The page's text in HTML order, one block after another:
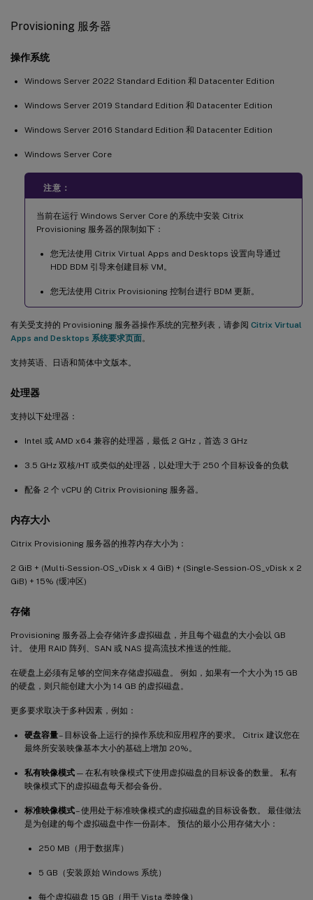
Provisioning 服务器
操作系统
Windows Server 2022 Standard Edition 和 Datacenter Edition
Windows Server 2019 Standard Edition 和 Datacenter Edition
Windows Server 2016 Standard Edition 和 Datacenter Edition
Windows Server Core
注意：
当前在运行 Windows Server Core 的系统中安装 Citrix
Provisioning 服务器的限制如下：
您无法使用 Citrix Virtual Apps and Desktops 设置向导通过
HDD BDM 引导来创建目标 VM。
您无法使用 Citrix Provisioning 控制台进行 BDM 更新。
有关受支持的 Provisioning 服务器操作系统的完整列表，请参阅 Citrix Virtual
Apps and Desktops 系统要求页面。
支持英语、日语和简体中文版本。
处理器
支持以下处理器：
Intel 或 AMD x64 兼容的处理器，最低 2 GHz，首选 3 GHz
3.5 GHz 双核/HT 或类似的处理器，以处理大于 250 个目标设备的负载
配备 2 个 vCPU 的 Citrix Provisioning 服务器。
内存大小
Citrix Provisioning 服务器的推荐内存大小为：
2 GiB + (Multi-Session-OS_vDisk x 4 GiB) + (Single-Session-OS_vDisk x 2
GiB) + 15% (缓冲区)
存储
Provisioning 服务器上会存储许多虚拟磁盘，并且每个磁盘的大小会以 GB
计。 使用 RAID 阵列、SAN 或 NAS 提高流技术推送的性能。
在硬盘上必须有足够的空间来存储虚拟磁盘。 例如，如果有一个大小为 15 GB
的硬盘，则只能创建大小为 14 GB 的虚拟磁盘。
更多要求取决于多种因素，例如：
硬盘容量– 目标设备上运行的操作系统和应用程序的要求。 Citrix 建议您在
最终所安装映像基本大小的基础上增加 20%。
私有映像模式 — 在私有映像模式下使用虚拟磁盘的目标设备的数量。 私有
映像模式下的虚拟磁盘每天都会备份。
标准映像模式– 使用处于标准映像模式的虚拟磁盘的目标设备数。 最佳做法
是为创建的每个虚拟磁盘中作一份副本。 预估的最小公用存储大小：
250 MB（用于数据库）
5 GB（安装原始 Windows 系统）
每个虚拟磁盘 15 GB（用于 Vista 类映像）